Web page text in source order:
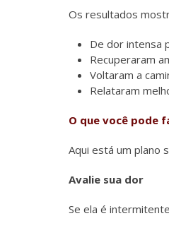
Os resultados
De dor intensa
Recuperaram
Voltaram a
Relataram
O que você pode
Aqui está um plano
Avalie sua dor
Se ela é